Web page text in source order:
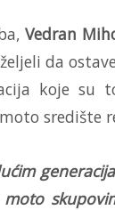
Vedran
da
koje su
središte